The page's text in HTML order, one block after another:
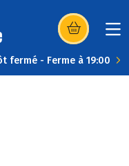
(s’ouvre dans
fermé - Ferme à 19:00